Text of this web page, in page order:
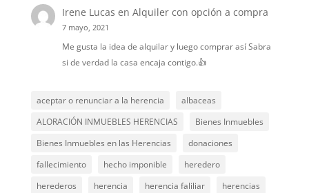
Irene Lucas enAlquiler con opción a compra
7 mayo, 2021
Me gusta la idea de alquilar y luego comprar así Sabra
si de verdad la casa encaja contigo.👍
aceptar o renunciar a la herencia
albaceas
ALORACIÓN INMUEBLES HERENCIAS
Bienes Inmuebles
Bienes Inmuebles en las Herencias
donaciones
fallecimiento
hecho imponible
heredero
herederos
herencia herencia faliliar
herencias